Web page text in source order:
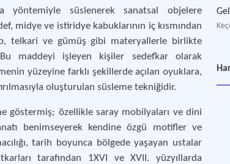
süslenerek sanatsal objelere
midye ve istiridye kabuklarının iç kısmından
telkari ve gümüş gibi materyallerle birlikte
Bu maddeyi işleyen kişiler sedefkar olarak
yüzeyine farklı şekillerde açılan oyuklara,
oluşturulan süsleme tekniğidir.
göstermiş; özellikle saray mobilyaları ve dini
benimseyerek kendine özgü motifler ve
tarih boyunca bölgede yaşayan ustalar
tarafından 1XVI ve XVII. yüzyıllarda